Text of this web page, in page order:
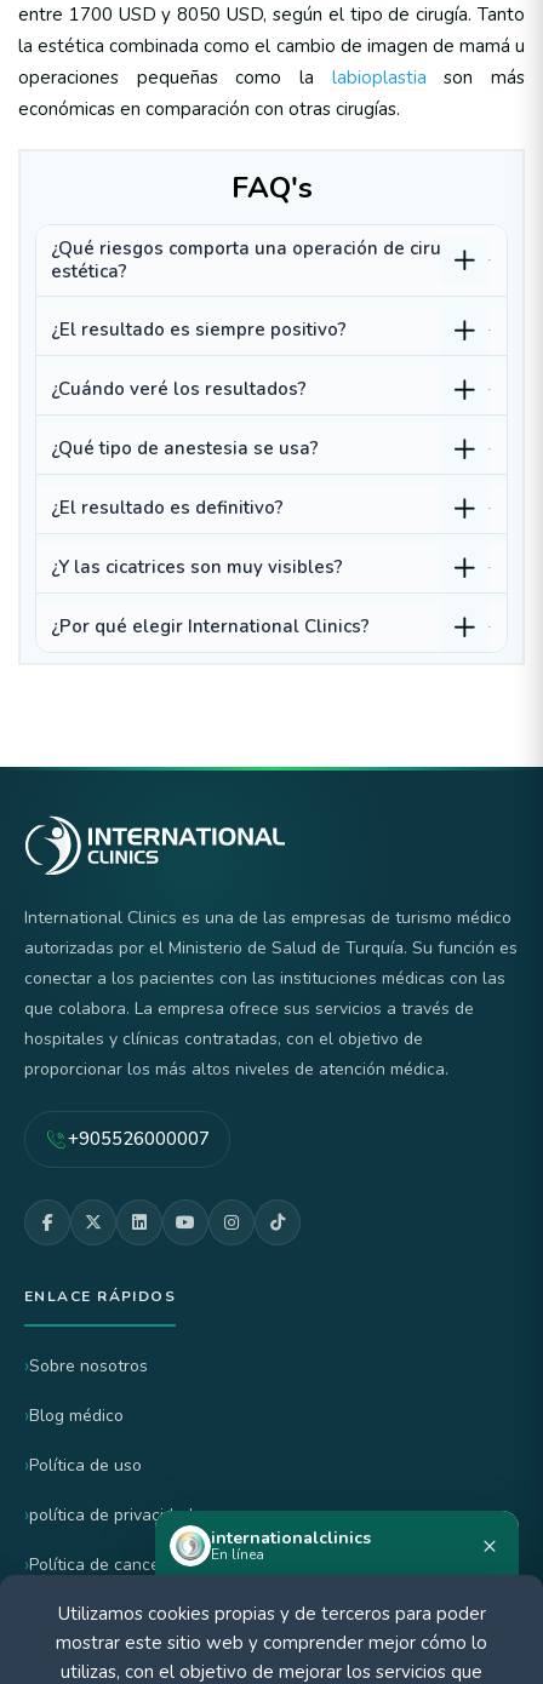
entre 1700 USD y 8050 USD, según el tipo de cirugía. Tanto
la estética combinada como el cambio de imagen de mamá u
operaciones pequeñas como la labioplastia son más
económicas en comparación con otras cirugías.
FAQ's
¿Qué riesgos comporta una operación de cirugía
estética?
¿El resultado es siempre positivo?
¿Cuándo veré los resultados?
¿Qué tipo de anestesia se usa?
¿El resultado es definitivo?
¿Y las cicatrices son muy visibles?
¿Por qué elegir International Clinics?
internationalclinics
En línea ×
¿Necesitas ayuda?
Inicia un chat en WhatsApp —
respondemos rápido.
International Clinics es una de las empresas de turismo médico
autorizadas por el Ministerio de Salud de Turquía. Su función es
conectar a los pacientes con las instituciones médicas con las
que colabora. La empresa ofrece sus servicios a través de
hospitales y clínicas contratadas, con el objetivo de
proporcionar los más altos niveles de atención médica.
+905526000007
ENLACE RÁPIDOS
Sobre nosotros
Blog médico
Política de uso
política de privacidad
Política de cancelación y reembolso
CERTIFICADO POR
Utilizamos cookies propias y de terceros para poder
mostrar este sitio web y comprender mejor cómo lo
utilizas, con el objetivo de mejorar los servicios que